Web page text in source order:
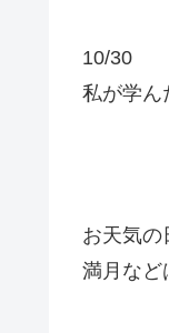
10/30
私が学ん
お天気の
満月など